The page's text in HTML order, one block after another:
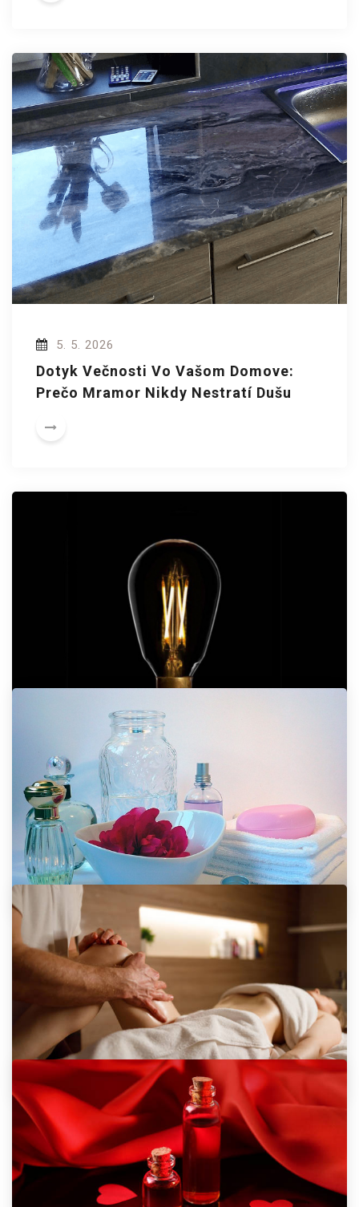
5. 5. 2026
Dotyk Večnosti Vo Vašom Domove:
Prečo Mramor Nikdy Nestratí Dušu
10. 4. 2026
Prečo Malé Svetlo G9 Robí Z Bytu
Skutočný Domov
5. 4. 2026
Tantra Masáž Vám Naznačí, Aby Ste
Milovali Aj Sami Seba
9. 3. 2026
Liečivé Účinky Tantrickej Masáže